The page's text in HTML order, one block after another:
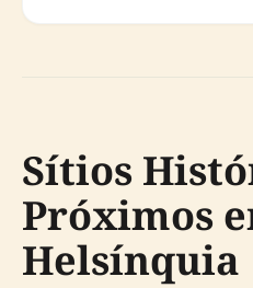
Sítios
Próximos
Helsínquia